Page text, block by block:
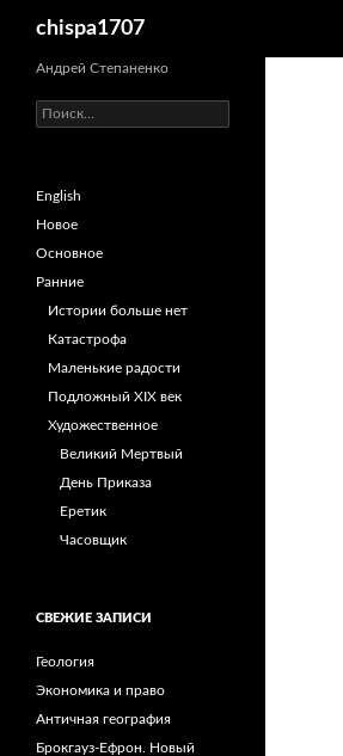
Перейти
содержимому
chispa1707
Андрей Степаненко
Найти:
English
Новое
Основное
Ранние
Истории больше нет
Катастрофа
Маленькие радости
Подложный XIX век
Художественное
Великий Мертвый
День Приказа
Еретик
Часовщик
СВЕЖИЕ ЗАПИСИ
Геология
Экономика и право
Античная география
Брокгауз-Ефрон. Новый